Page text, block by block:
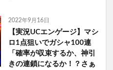
2022年9月16日
【実況UCエンゲージ】マシ
ロ1点狙いでガシャ100連
「確率が収束するか、神引
きの連鎖になるか！？さぁ